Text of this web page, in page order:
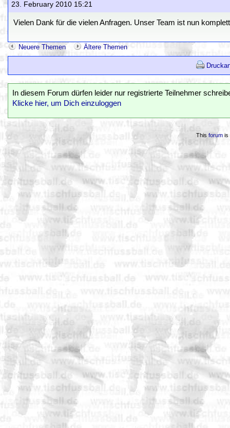
23. February 2010 15:21
Vielen Dank für die vielen Anfragen. Unser Team ist nun
Neuere Themen Ältere Themen
In diesem Forum dürfen leider nur registrierte Teilnehmer
Klicke hier, um Dich einzuloggen
This forumis